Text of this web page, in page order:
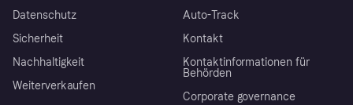
Datenschutz
Sicherheit
Nachhaltigkeit
Weiterverkaufen
Auto-Track
Kontakt
Kontaktinformationen für
Behörden
Corporate governance